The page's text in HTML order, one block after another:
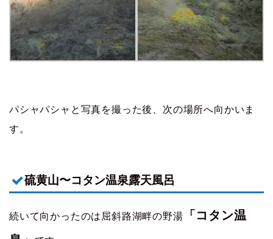
パシャパシャと写真を撮った後、次の場所へ向かいま
す。
硫黄山〜コタン温泉露天風呂
続いて向かったのは屈斜路湖畔の野湯
「コタン温